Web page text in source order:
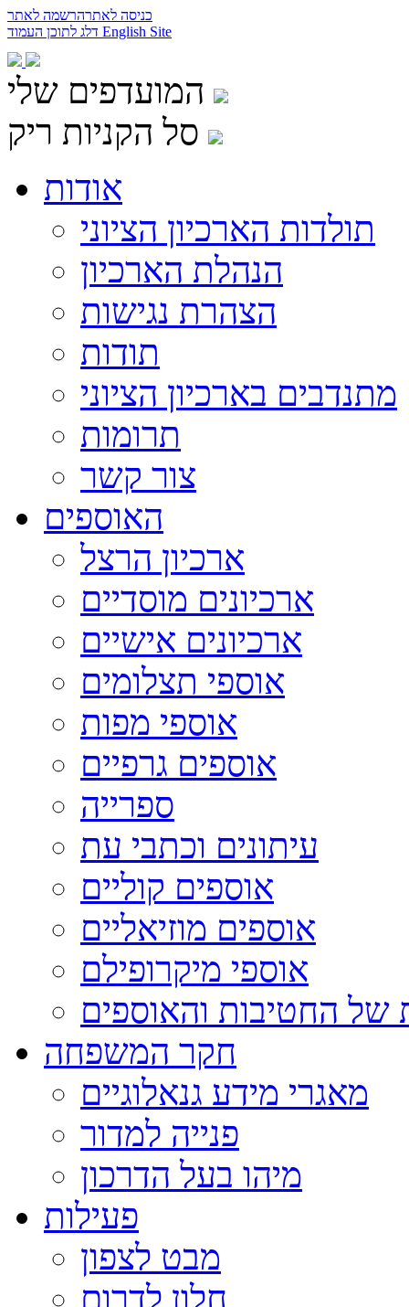
כניסה לאתרהרשמה לאתר
English Site
המועדפים שלי
סל הקניות ריק
אודות
תולדות הארכיון הציוני
הנהלת הארכיון
הצהרת נגישות
תודות
מתנדבים בארכיון הציוני
תרומות
צור קשר
האוספים
ארכיון הרצל
ארכיונים מוסדיים
ארכיונים אישיים
אוספי תצלומים
אוספי מפות
אוספים גרפיים
ספרייה
עיתונים וכתבי עת
אוספים קוליים
אוספים מוזיאליים
אוספי מיקרופילם
של החטיבות והאוספים
חקר המשפחה
מאגרי מידע גנאלוגיים
פנייה למדור
מיהו בעל הדרכון
פעילות
מבט לצפון
חלון לדרום